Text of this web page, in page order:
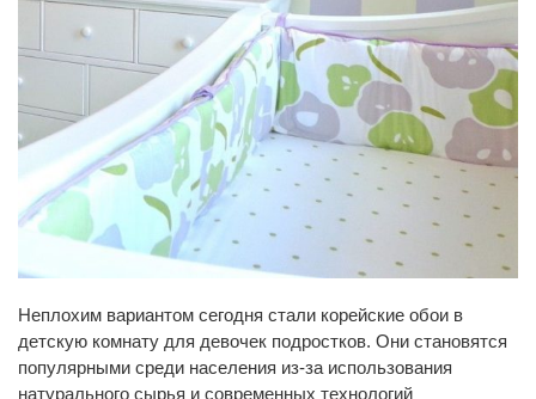
Неплохим вариантом сегодня стали корейские обои в
детскую комнату для девочек подростков. Они становятся
популярными среди населения из-за использования
натурального сырья и современных технологий